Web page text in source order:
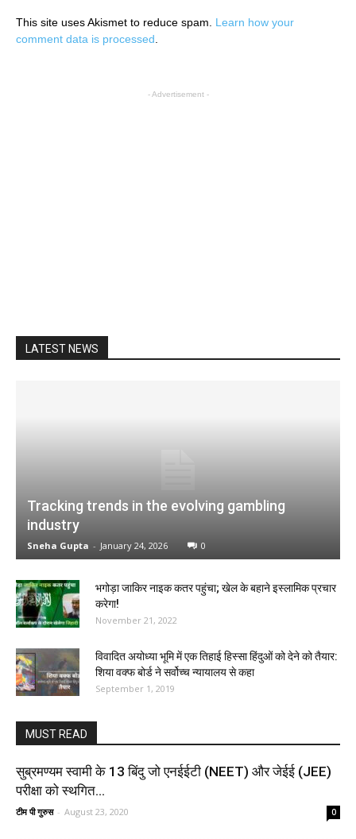
This site uses Akismet to reduce spam. Learn how your
comment data is processed
- Advertisement -
LATEST NEWS
Tracking trends in the evolving gambling
industry
Sneha Gupta - January 24, 2026 0
भगोड़ा जाकिर नाइक कतर पहुंचा; खेल के बहाने इस्लामिक प्रचार
करेगा!
November 21, 2022
विवादित अयोध्या भूमि में एक तिहाई हिस्सा हिंदुओं को देने को तैयार:
शिया वक्फ बोर्ड ने सर्वोच्च न्यायालय से कहा
September 1, 2019
MUST READ
सुब्रमण्यम स्वामी के 13 बिंदु जो एनईईटी (NEET) और जेईई (JEE)
परीक्षा को स्थगित...
टीम पी गुरुस - August 23, 2020 0